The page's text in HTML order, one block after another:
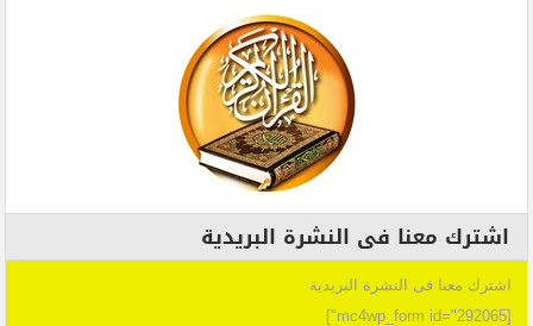
اشترك معنا فى النشرة البريدية
اشترك معنا فى النشرة البريدية
[mc4wp_form id="292065"]